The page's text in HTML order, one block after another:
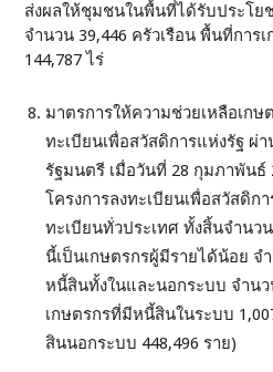
ส่งผลให้ชุมชนในพื้นที่ได้รับประโ
จำนวน 39,446 ครัวเรือน พื้นที่การ
144,787 ไร่
มาตรการให้ความช่วยเหลือเก
ทะเบียนเพื่อสวัสดิการแห่งรัฐ
รัฐมนตรี เมื่อวันที่ 28 กุมภาพันธ์
โครงการลงทะเบียนเพื่อสวัสดิก
ทะเบียนทั่วประเทศ ทั้งสิ้นจำนว
นี้เป็นเกษตรกรผู้มีรายได้น้อย จ
หนี้สินทั้งในและนอกระบบ จำนว
เกษตรกรที่มีหนี้สินในระบบ
สินนอกระบบ 448,496 ราย)